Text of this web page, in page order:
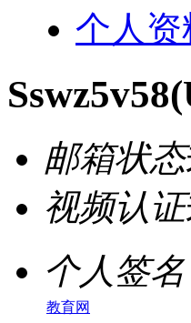
个人资
Sswz5v58
邮箱状态
视频认证
个人签名
教育网